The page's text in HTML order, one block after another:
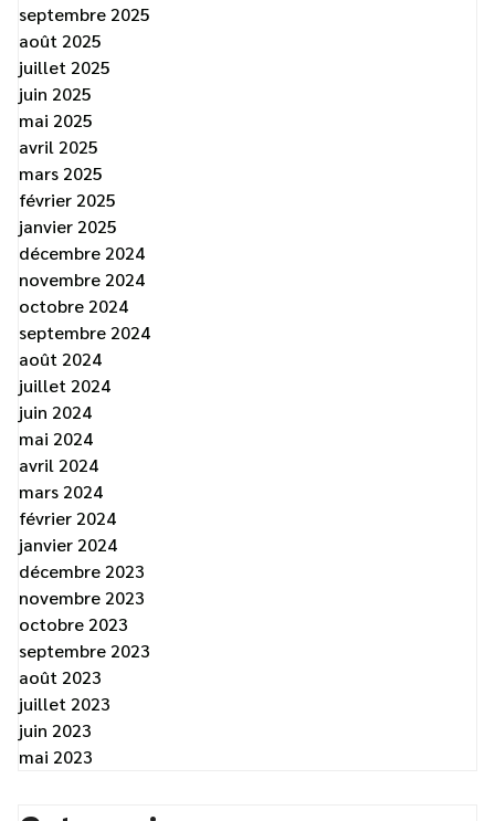
septembre 2025
août 2025
juillet 2025
juin 2025
mai 2025
avril 2025
mars 2025
février 2025
janvier 2025
décembre 2024
novembre 2024
octobre 2024
septembre 2024
août 2024
juillet 2024
juin 2024
mai 2024
avril 2024
mars 2024
février 2024
janvier 2024
décembre 2023
novembre 2023
octobre 2023
septembre 2023
août 2023
juillet 2023
juin 2023
mai 2023